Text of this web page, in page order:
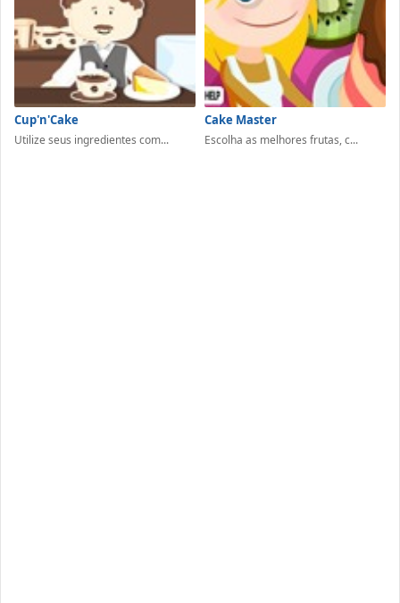
Cup'n'Cake
Utilize seus ingredientes com...
Cake Master
Escolha as melhores frutas, c...